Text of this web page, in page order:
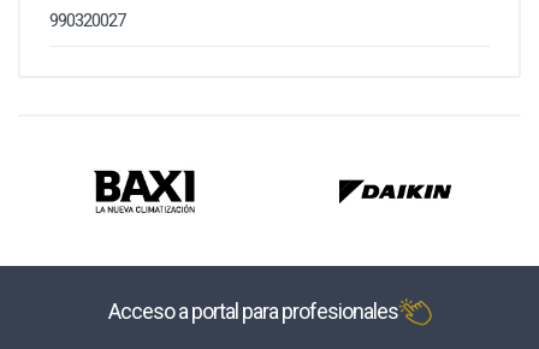
990320027
Acceso a portal para profesionales